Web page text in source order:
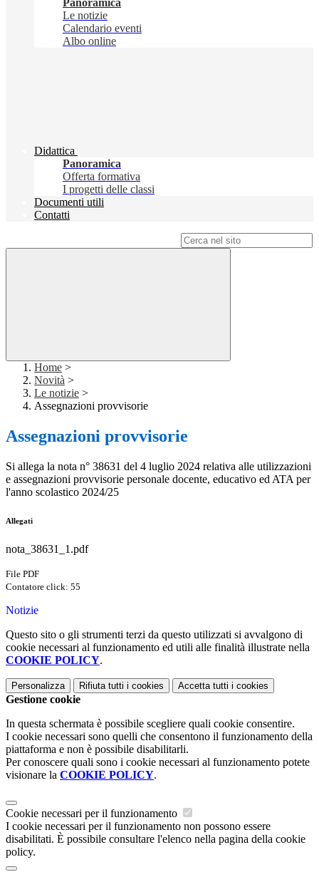
Panoramica
Le notizie
Calendario eventi
Albo online
Didattica
Panoramica
Offerta formativa
I progetti delle classi
Documenti utili
Contatti
Home >
Novità >
Le notizie >
Assegnazioni provvisorie
Assegnazioni provvisorie
Si allega la nota n° 38631 del 4 luglio 2024 relativa alle utilizzazioni
e assegnazioni provvisorie personale docente, educativo ed ATA per
l'anno scolastico 2024/25
Allegati
nota_38631_1.pdf
File PDF
Contatore click: 55
Notizie
Questo sito o gli strumenti terzi da questo utilizzati si avvalgono di
cookie necessari al funzionamento ed utili alle finalità illustrate nella
COOKIE POLICY.
Personalizza Rifiuta tutti i cookies Accetta tutti i cookies
Gestione cookie
In questa schermata è possibile scegliere quali cookie consentire.
I cookie necessari sono quelli che consentono il funzionamento della
piattaforma e non è possibile disabilitarli.
Per conoscere quali sono i cookie necessari al funzionamento potete
visionare la COOKIE POLICY.
Cookie necessari per il funzionamento
I cookie necessari per il funzionamento non possono essere
disabilitati. È possibile consultare l'elenco nella pagina della cookie
policy.